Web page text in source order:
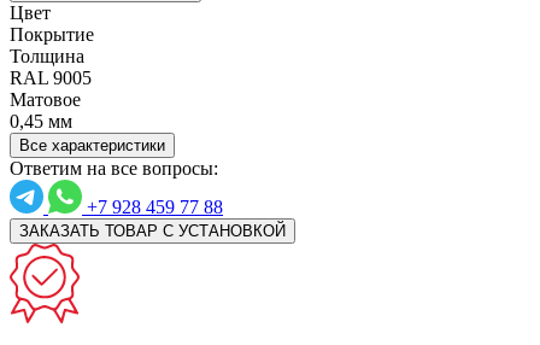
Цвет
Покрытие
Толщина
RAL 9005
Матовое
0,45 мм
Все характеристики
Ответим на все вопросы:
+7 928 459 77 88
ЗАКАЗАТЬ ТОВАР С УСТАНОВКОЙ